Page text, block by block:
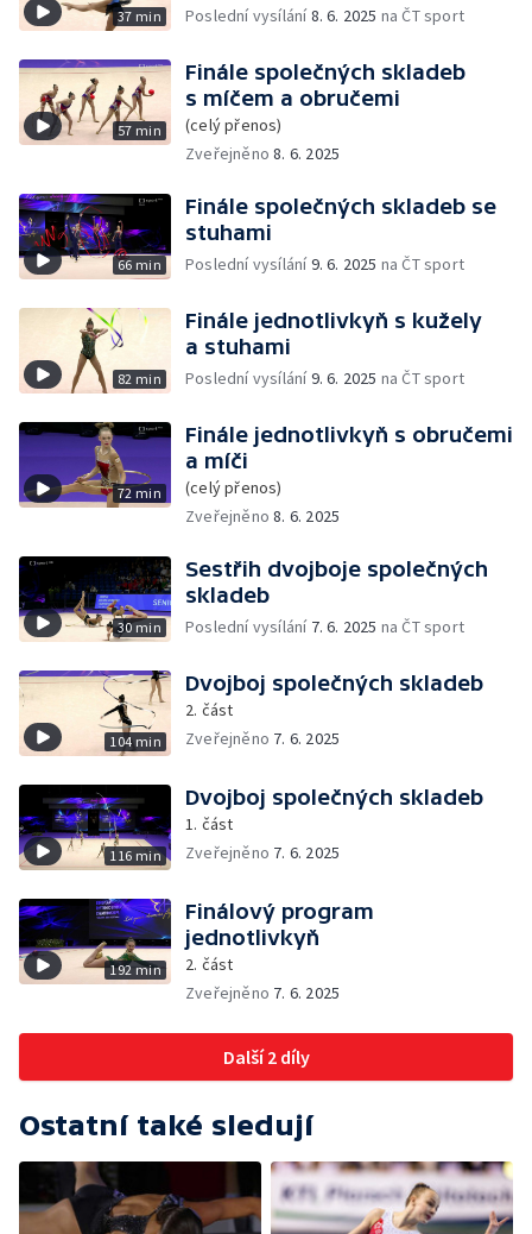
37 min Poslední vysílání8. 6. 2025 na ČT sport
57 min
Finále společných skladeb
s míčem a obručemi
(celý přenos)
Zveřejněno8. 6. 2025
66 min
Finále společných skladeb se
stuhami
Poslední vysílání9. 6. 2025 na ČT sport
82 min
Finále jednotlivkyň s kužely
a stuhami
Poslední vysílání9. 6. 2025 na ČT sport
72 min
Finále jednotlivkyň s obručemi
a míči
(celý přenos)
Zveřejněno8. 6. 2025
30 min
Sestřih dvojboje společných
skladeb
Poslední vysílání 7. 6. 2025 na ČT sport
104 min
Dvojboj společných skladeb
2. část
Zveřejněno 7. 6. 2025
116 min
Dvojboj společných skladeb
1. část
Zveřejněno 7. 6. 2025
192 min
Finálový program
jednotlivkyň
2. část
Zveřejněno 7. 6. 2025
Další 2 díly
Ostatní také sledují